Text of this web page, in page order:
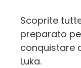
Scoprite
preparato
conquistare
Luka.